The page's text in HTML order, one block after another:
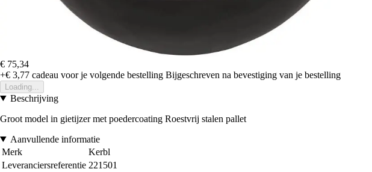
€ 75,34
+€ 3,77 cadeau voor je volgende bestelling Bijgeschreven na bevestiging van je bestelling
Loading...
Beschrijving
Groot model in gietijzer met poedercoating Roestvrij stalen pallet
Aanvullende informatie
Merk
Kerbl
Leveranciersreferentie 221501